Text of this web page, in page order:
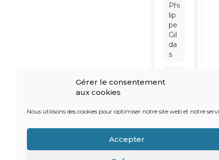
Gérer le consentement
aux cookies
Nous utilisons des cookies pour optimiser notre site web et notre
Accepter
Phi
lip
pe
Gil
da
s
iret
Ra
on